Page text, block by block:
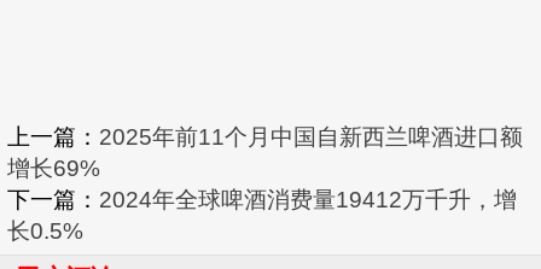
上一篇： 2025年前11个月中国自新西兰啤酒进口额
增长69%
下一篇： 2024年全球啤酒消费量19412万千升，增
长0.5%